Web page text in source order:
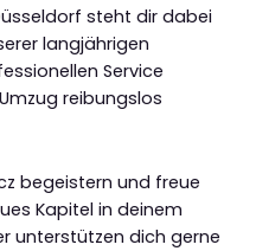
steht dir dabei
langjährigen
Service
reibungslos
begeistern und freue
Kapitel in deinem
unterstützen dich gerne